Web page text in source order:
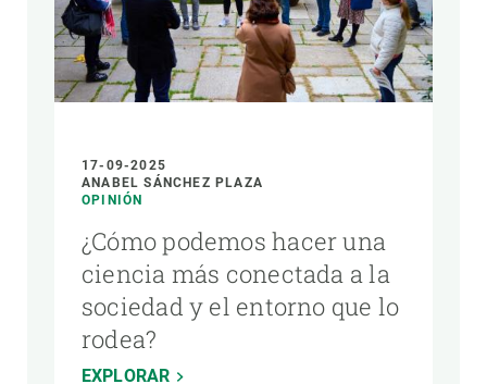
17-09-2025
ANABEL SÁNCHEZ PLAZA
OPINIÓN
¿Cómo podemos hacer una
ciencia más conectada a la
sociedad y el entorno que lo
rodea?
EXPLORAR